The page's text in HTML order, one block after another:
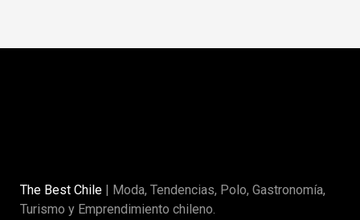
The Best Chile | Moda, Tendencias, Polo, Gastronomía,
Turismo y Emprendimiento chileno.